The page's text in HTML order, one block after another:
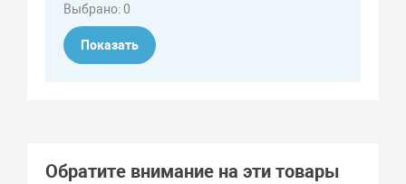
Выбрано:0
Показать
Обратите внимание на эти товары